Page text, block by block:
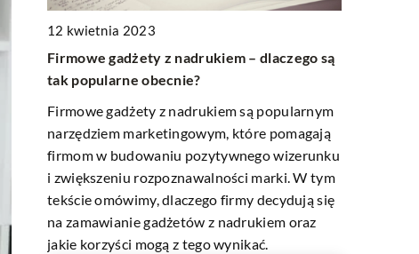
na
12 kwietnia 2023
Firmowe gadżety z nadrukiem – dlaczego są
tak popularne obecnie?
Firmowe gadżety z nadrukiem są popularnym
narzędziem marketingowym, które pomagają
firmom w budowaniu pozytywnego wizerunku
i zwiększeniu rozpoznawalności marki. W tym
tekście omówimy, dlaczego firmy decydują się
na zamawianie gadżetów z nadrukiem oraz
jakie korzyści mogą z tego wynikać.